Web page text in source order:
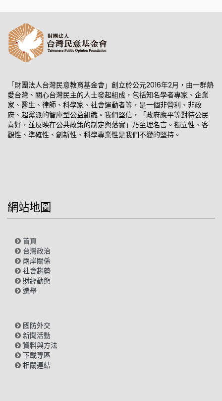
「財團法人台灣民意教育基金會」創立於公元2016年2月，由一群熱
愛台灣、關心台灣民主的人士發起組成，包括知名學者專家、企業
家、醫生、律師、科學家、社會運動者等，是一個非營利、非政
府、超黨派的智庫型公益組織。我們堅信，「政府應平等對待公民
喜好，並反映在公共政策的制定與落實」乃至理名言。獨立性、客
觀性、準確性、創新性、科學專業性是我們不變的堅持。
網站地圖
首頁
台灣政治
兩岸關係
社會趨勢
財經動態
選舉
國防外交
新聞活動
資料與方法
下載專區
相關連結